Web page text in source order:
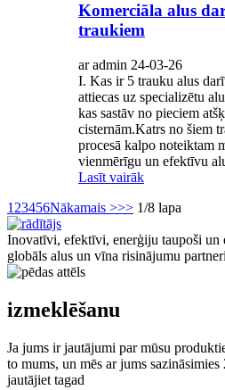
Komerciāla alus
traukiem
ar admin 24-03-26
I. Kas ir 5 trauku alus
attiecas uz specializētu
kas sastāv no pieciem
cisternām.Katrs no šiem
procesā kalpo noteiktam
vienmērīgu un efektīvu
Lasīt vairāk
1 23456Nākamais >>> 1/8 lapa
Inovatīvi, efektīvi, enerģiju taupoši un
globāls alus un vīna risinājumu
izmeklēšanu
Ja jums ir jautājumi par mūsu
to mums, un mēs ar jums
jautājiet tagad